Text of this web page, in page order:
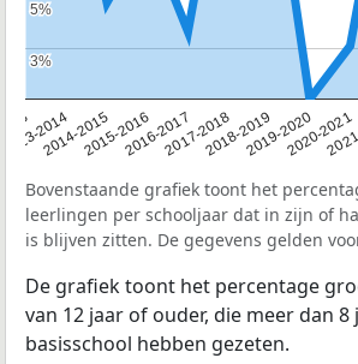
2013-20142014-20152015-20162016-20172017-20182018-20192019-20202020-2021
3%
3%
5%
5%
Bovenstaande grafiek toont het
leerlingen per schooljaar dat in zijn of
is blijven zitten. De gegevens gelden
De grafiek toont het percentage
van 12 jaar of ouder, die meer dan 8
basisschool hebben gezeten.